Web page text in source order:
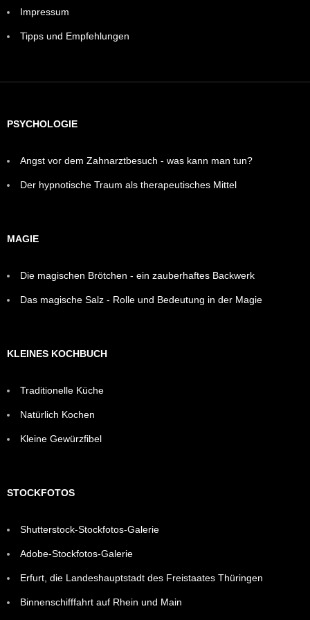
Impressum
Tipps und Empfehlungen
PSYCHOLOGIE
Angst vor dem Zahnarztbesuch - was kann man tun?
Der hypnotische Traum als therapeutisches Mittel
MAGIE
Die magischen Brötchen - ein zauberhaftes Backwerk
Das magische Salz - Rolle und Bedeutung in der Magie
KLEINES KOCHBUCH
Traditionelle Küche
Natürlich Kochen
Kleine Gewürzfibel
STOCKFOTOS
Shutterstock-Stockfotos-Galerie
Adobe-Stockfotos-Galerie
Erfurt, die Landeshauptstadt des Freistaates Thüringen
Binnenschifffahrt auf Rhein und Main